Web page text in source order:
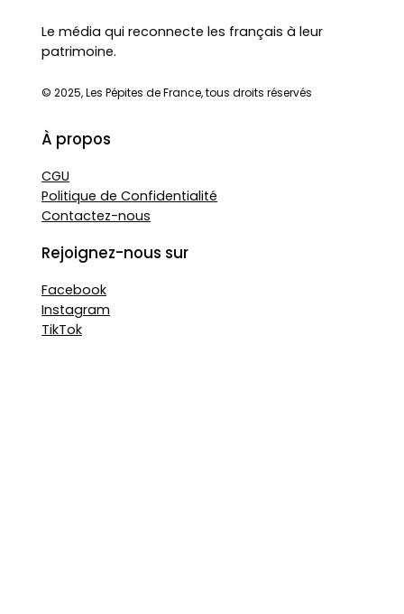
Le média qui reconnecte les français à leur
patrimoine.
© 2025, Les Pépites de France, tous droits réservés
À propos
CGU
Politique de Confidentialité
Contactez-nous
Rejoignez-nous sur
Facebook
Instagram
TikTok